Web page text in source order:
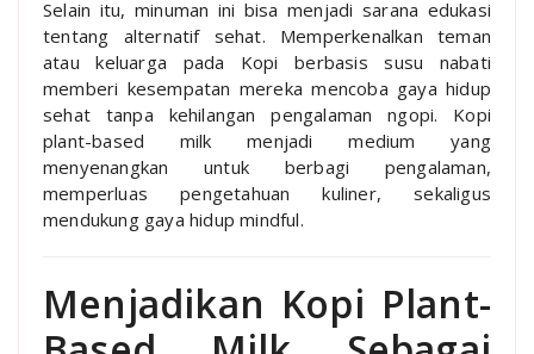
Selain itu, minuman ini bisa menjadi sarana edukasi
tentang alternatif sehat. Memperkenalkan teman
atau keluarga pada Kopi berbasis susu nabati
memberi kesempatan mereka mencoba gaya hidup
sehat tanpa kehilangan pengalaman ngopi. Kopi
plant-based milk menjadi medium yang
menyenangkan untuk berbagi pengalaman,
memperluas pengetahuan kuliner, sekaligus
mendukung gaya hidup mindful.
Menjadikan Kopi Plant-